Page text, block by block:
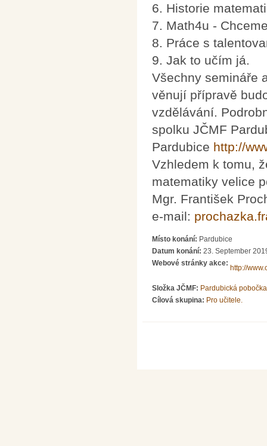
6. Historie
7. Math4u -
8. Práce s
9. Jak to učím já.
Všechny semináře
věnují přípravě
vzdělávání.
spolku JČMF
Pardubice http://
Vzhledem k tomu,
matematiky velice
Mgr. František
e-mail:
Místo konání: Pardubice
Datum konání: 23. September
Webové stránky akce:
http://
Složka JČMF: Pardubická pobočka
Cílová skupina: Pro učitele.